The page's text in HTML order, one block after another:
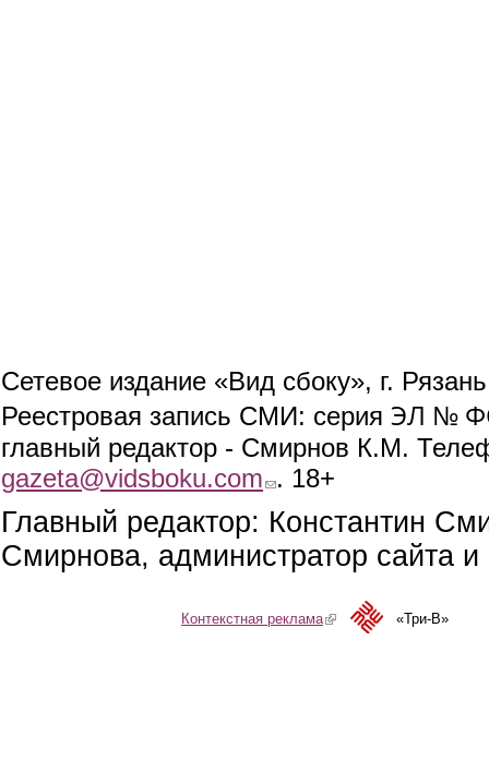
Сетевое издание «Вид сбоку», г.
Реестровая запись СМИ: серия ЭЛ №
главный редактор - Смирнов К.М.
gazeta@vidsboku.com (link sends e-mail)
. 18+
Главный редактор: Константин
Смирнова, администратор сайта
Контекстная реклама(link is external)«Три-В»